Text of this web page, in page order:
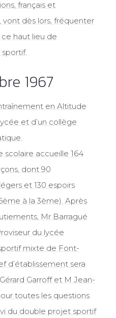
français et
vont dès lors, fréquenter
haut lieu de
sportif.
1967
en Altitude
et d’un collège
scolaire accueille 164
dont 90
et 130 espoirs
à la 3ème). Après
Mr Barragué
du lycée
mixte de Font-
d’établissement sera
Garroff et M Jean-
toutes les questions
du double projet sportif